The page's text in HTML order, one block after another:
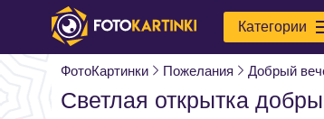
Категории
ФотоКартинки Пожелания Добрый
Светлая открытка